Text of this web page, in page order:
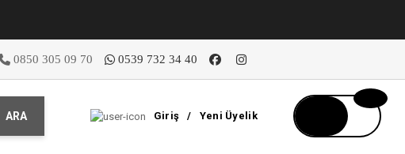
0850 305 09 70 0539 732 34 40
ARA Giriş / Yeni Üyelik